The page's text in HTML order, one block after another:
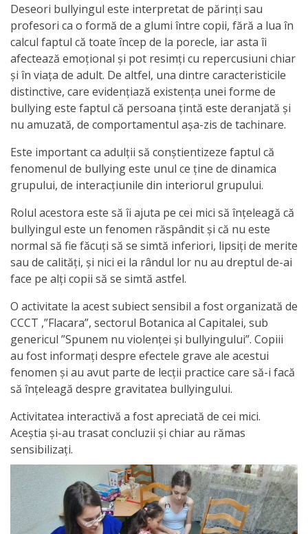
Evenimente
Acte
și
regulamente
internațională
națională
Acte
interne
Media
Comunicate
de
presă
Informații
utile
Versiunea
Deseori bullyingul este interpretat de părinți sau
profesori ca o formă de a glumi între copii, fără a lua în
calcul faptul că toate încep de la porecle, iar asta îi
afectează emoțional și pot resimți cu repercusiuni chiar
și în viața de adult. De altfel, una dintre caracteristicile
distinctive, care evidențiază existența unei forme de
bullying este faptul că persoana țintă este deranjată și
nu amuzată, de comportamentul așa-zis de tachinare.
Este important ca adulții să conștientizeze faptul că
fenomenul de bullying este unul ce ține de dinamica
grupului, de interacțiunile din interiorul grupului.
Rolul acestora este să îi ajuta pe cei mici să înțeleagă că
bullyingul este un fenomen răspândit și că nu este
normal să fie făcuți să se simtă inferiori, lipsiți de merite
sau de calități, și nici ei la rândul lor nu au dreptul de-ai
face pe alți copii să se simtă astfel.
O activitate la acest subiect sensibil a fost organizată de
CCCT ,”Flacara”, sectorul Botanica al Capitalei, sub
genericul ”Spunem nu violenței și bullyingului”. Copiii
au fost informați despre efectele grave ale acestui
fenomen și au avut parte de lecții practice care să-i facă
să înțeleagă despre gravitatea bullyingului.
Activitatea interactivă a fost apreciată de cei mici.
Aceștia și-au trasat concluzii și chiar au rămas
sensibilizați.